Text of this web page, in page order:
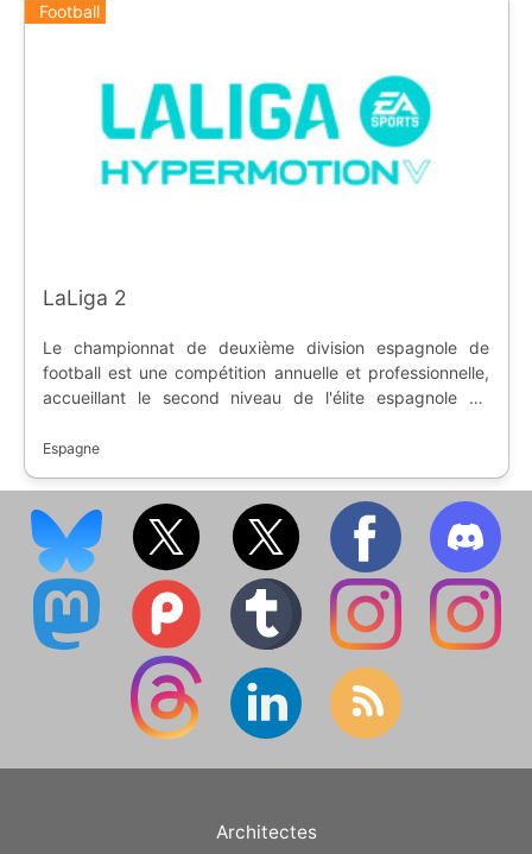
Football
LaLiga 2
Le championnat de deuxième division espagnole de
football est une compétition annuelle et professionnelle,
accueillant le second niveau de l'élite espagnole de
meilleures équipes d'atteindre la première division, et les
clubs participent à la Coupe du Roi, permettant de jouer
l'UEFA Europa League.
Espagne
Architectes